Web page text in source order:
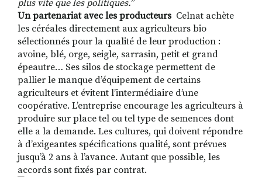
plus vite que les politiques.”
Un partenariat avec les producteurs Celnat achète
les céréales directement aux agriculteurs bio
sélectionnés pour la qualité de leur production :
avoine, blé, orge, seigle, sarrasin, petit et grand
épeautre… Ses silos de stockage permettent de
pallier le manque d’équipement de certains
agriculteurs et évitent l’intermédiaire d’une
coopérative. L’entreprise encourage les agriculteurs à
produire sur place tel ou tel type de semences dont
elle a la demande. Les cultures, qui doivent répondre
à d’exigeantes spécifications qualité, sont prévues
jusqu’à 2 ans à l’avance. Autant que possible, les
accords sont fixés par contrat.